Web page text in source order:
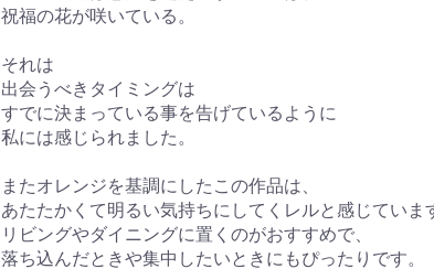
祝福の花が咲いている。
それは
出会うべきタイミングは
すでに決まっている事を告げているように
私には感じられました。
またオレンジを基調にしたこの作品は、
あたたかくて明るい気持ちにしてくレルと感じていま
リビングやダイニングに置くのがおすすめで、
落ち込んだときや集中したいときにもぴったりです。